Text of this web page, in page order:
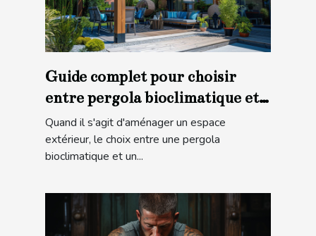
Guide complet pour choisir
entre pergola bioclimatique et
store banne
Quand il s'agit d'aménager un espace
extérieur, le choix entre une pergola
bioclimatique et un...